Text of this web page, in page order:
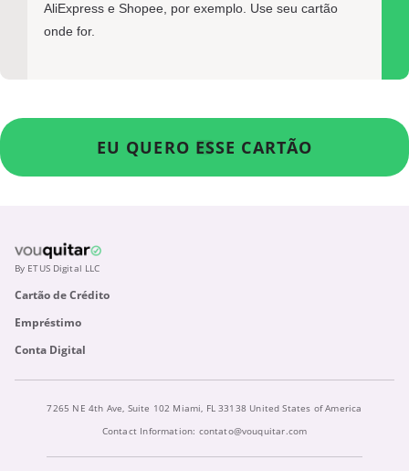
AliExpress e Shopee, por exemplo. Use seu cartão
onde for.
EU QUERO ESSE CARTÃO
By ETUS Digital LLC
Cartão de Crédito
Empréstimo
Conta Digital
7265 NE 4th Ave, Suite 102 Miami, FL 33138 United States of America
Contact Information: contato@vouquitar.com